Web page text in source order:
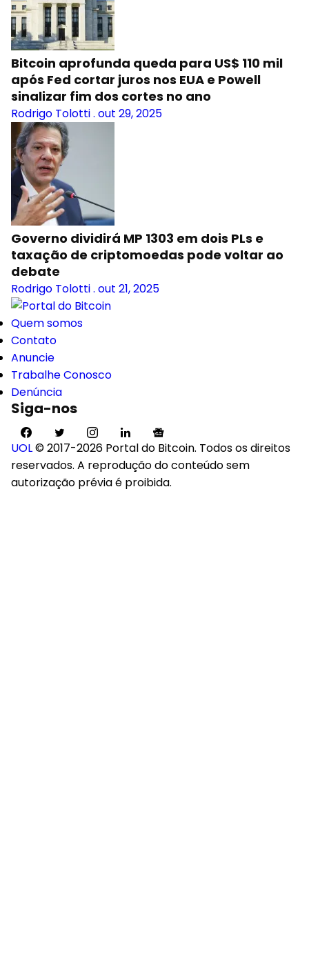
Bitcoin aprofunda queda para US$ 110 mil
após Fed cortar juros nos EUA e Powell
sinalizar fim dos cortes no ano
Rodrigo Tolotti. out 29, 2025
Governo dividirá MP 1303 em dois PLs e
taxação de criptomoedas pode voltar ao
debate
Rodrigo Tolotti. out 21, 2025
Quem somos
Contato
Anuncie
Trabalhe Conosco
Denúncia
Siga-nos
UOL© 2017-2026 Portal do Bitcoin. Todos os direitos
reservados. A reprodução do conteúdo sem
autorização prévia é proibida.